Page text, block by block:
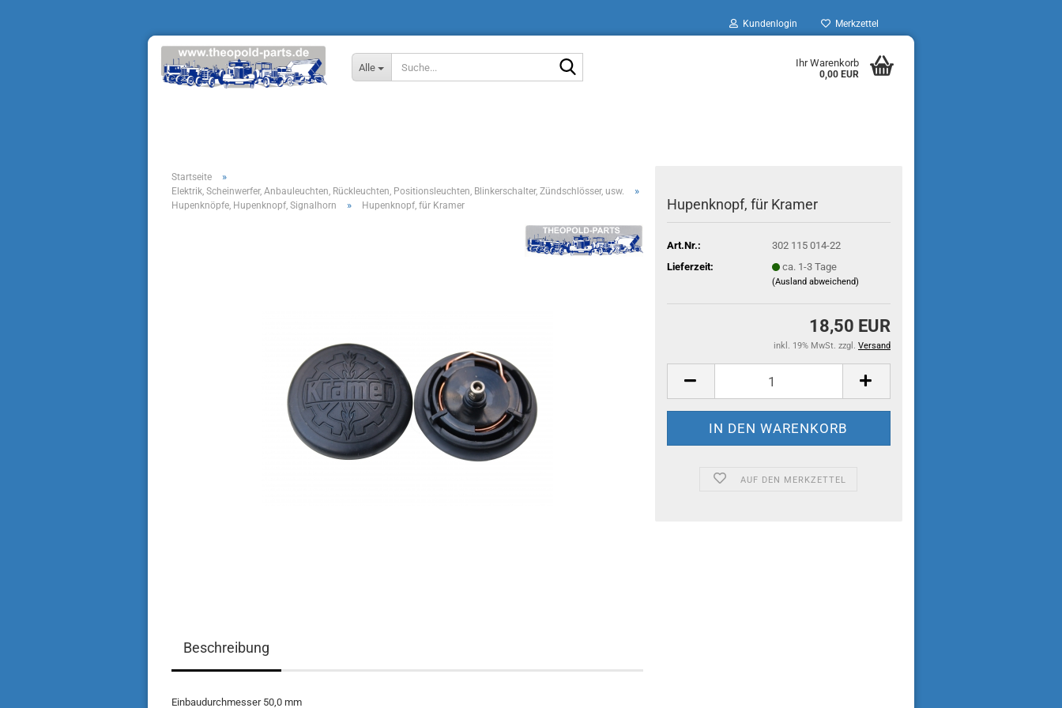
Kundenlogin Merkzettel
Alle Ihr Warenkorb
0,00 EUR
Startseite »
Elektrik, Scheinwerfer, Anbauleuchten, Rückleuchten, Positionsleuchten, Blinkerschalter, Zündschlösser, usw. »
Hupenknöpfe, Hupenknopf, Signalhorn » Hupenknopf, für Kramer Hupenknopf, für Kramer
Art.Nr.:
302 115 014-22
Lieferzeit:
ca. 1-3 Tage
(Ausland abweichend)
18,50 EUR
inkl. 19% MwSt. zzgl. Versand
AUF DEN MERKZETTEL
Beschreibung
Einbaudurchmesser 50,0 mm